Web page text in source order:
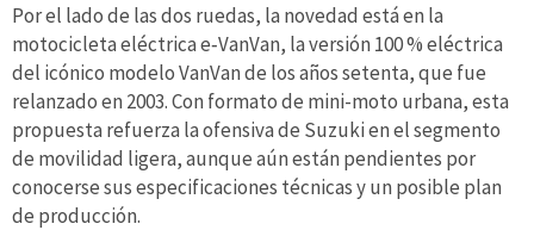
Por el lado de las dos ruedas, la novedad está en la
motocicleta eléctrica e‑VanVan, la versión 100 % eléctrica
del icónico modelo VanVan de los años setenta, que fue
relanzado en 2003. Con formato de mini-moto urbana, esta
propuesta refuerza la ofensiva de Suzuki en el segmento
de movilidad ligera, aunque aún están pendientes por
conocerse sus especificaciones técnicas y un posible plan
de producción.